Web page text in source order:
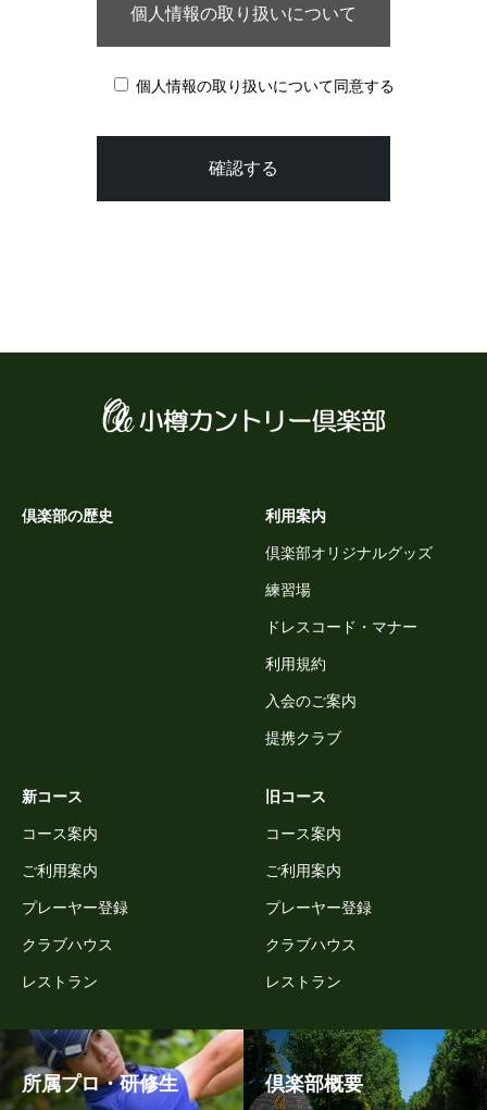
個人情報の取り扱いについて
個人情報の取り扱いについて同意する
倶楽部の歴史 利用案内
倶楽部オリジナルグッズ
練習場
ドレスコード・マナー
利用規約
入会のご案内
提携クラブ
新コース
コース案内
ご利用案内
プレーヤー登録
クラブハウス
レストラン
旧コース
コース案内
ご利用案内
プレーヤー登録
クラブハウス
レストラン
所属プロ・研修生 倶楽部概要